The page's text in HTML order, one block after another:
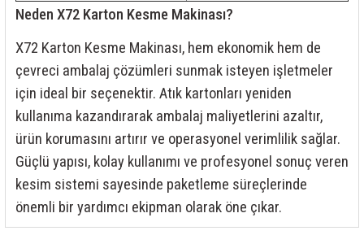
Neden X72 Karton Kesme Makinası?
X72 Karton Kesme Makinası, hem ekonomik hem de
çevreci ambalaj çözümleri sunmak isteyen işletmeler
için ideal bir seçenektir. Atık kartonları yeniden
kullanıma kazandırarak ambalaj maliyetlerini azaltır,
ürün korumasını artırır ve operasyonel verimlilik sağlar.
Güçlü yapısı, kolay kullanımı ve profesyonel sonuç veren
kesim sistemi sayesinde paketleme süreçlerinde
önemli bir yardımcı ekipman olarak öne çıkar.